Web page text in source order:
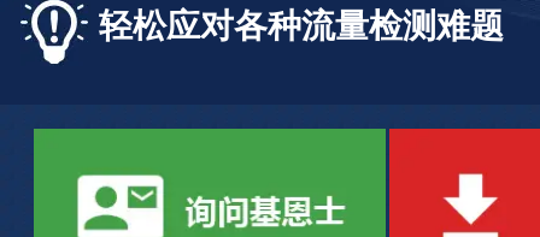
轻松应对各种流量检测难题